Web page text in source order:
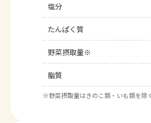
塩分
たんぱく質
野菜摂取量※
脂質
※野菜摂取量はきのこ類・いも類を除く